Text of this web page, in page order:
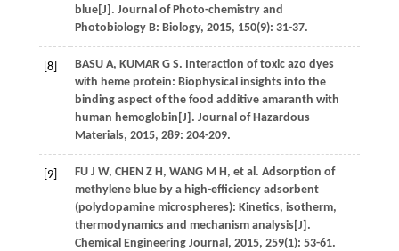
blue[J]. Journal of Photo-chemistry and
Photobiology B: Biology, 2015, 150(9): 31-37.
[8] BASU A, KUMAR G S. Interaction of toxic azo dyes
with heme protein: Biophysical insights into the
binding aspect of the food additive amaranth with
human hemoglobin[J]. Journal of Hazardous
Materials, 2015, 289: 204-209.
[9] FU J W, CHEN Z H, WANG M H, et al. Adsorption of
methylene blue by a high-efficiency adsorbent
(polydopamine microspheres): Kinetics, isotherm,
thermodynamics and mechanism analysis[J].
Chemical Engineering Journal , 2015, 259(1): 53-61.